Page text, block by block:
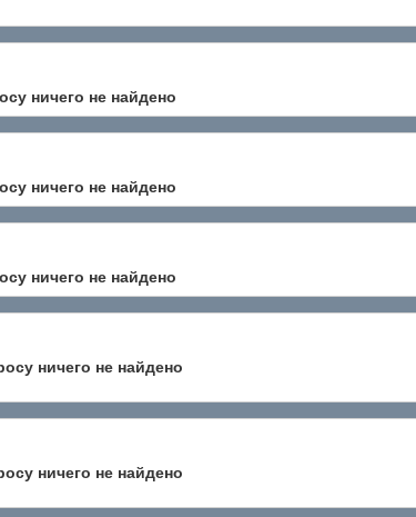
ничего не найдено
ничего не найдено
ничего не найдено
ничего не найдено
ничего не найдено